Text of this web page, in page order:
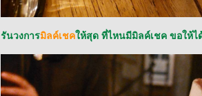
รันวงการมิลค์เชคห้สุด ที่ไหนมีมิลค์เชค ขอให้ไ